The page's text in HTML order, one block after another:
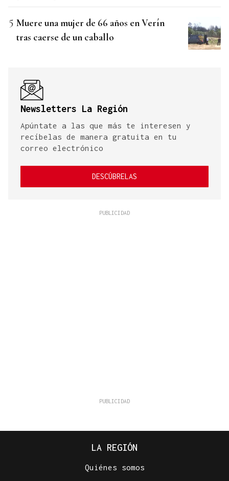
Muere una mujer de 66 años en Verín
tras caerse de un caballo
Newsletters La Región
Apúntate a las que más te interesen y
recíbelas de manera gratuita en tu
correo electrónico
DESCÚBRELAS
LA REGIÓN
Quiénes somos